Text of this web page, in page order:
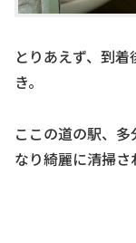
とりあえず、到
き。
ここの道の駅、
なり綺麗に清掃さ